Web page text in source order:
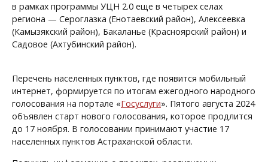
в рамках программы УЦН 2.0 еще в четырех селах
региона — Сероглазка (Енотаевский район), Алексеевка
(Камызякский район), Бакаланье (Красноярский район) и
Садовое (Ахтубинский район).
Перечень населенных пунктов, где появится мобильный
интернет, формируется по итогам ежегодного народного
голосования на портале «Госуслуги». Пятого августа 2024
объявлен старт нового голосования, которое продлится
до 17 ноября. В голосовании принимают участие 17
населенных пунктов Астраханской области.